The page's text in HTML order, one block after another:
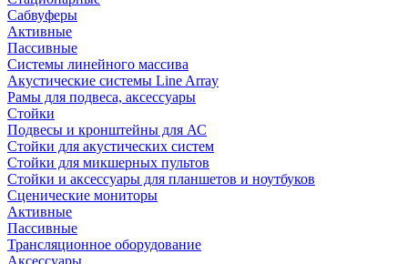
Сабвуферы
Активные
Пассивные
Системы линейного массива
Акустические системы Line Array
Рамы для подвеса, аксессуары
Стойки
Подвесы и кронштейны для АС
Стойки для акустических систем
Стойки для микшерных пультов
Стойки и аксессуары для планшетов и ноутбуков
Сценические мониторы
Активные
Пассивные
Трансляционное оборудование
Аксессуары